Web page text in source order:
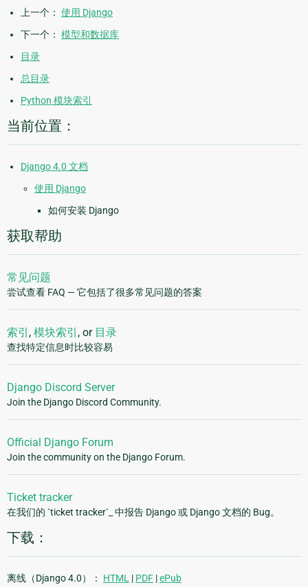
上一个： 使用 Django
下一个： 模型和数据库
目录
总目录
Python 模块索引
当前位置：
Django 4.0 文档
使用 Django
如何安装 Django
获取帮助
常见问题
尝试查看 FAQ — 它包括了很多常见问题的答案
索引 , 模块索引 , or 目录
查找特定信息时比较容易
Django Discord Server
Join the Django Discord Community.
Official Django Forum
Join the community on the Django Forum.
Ticket tracker
在我们的 `ticket tracker`_ 中报告 Django 或 Django 文档的 Bug。
下载：
离线（Django 4.0）： HTML | PDF |ePub